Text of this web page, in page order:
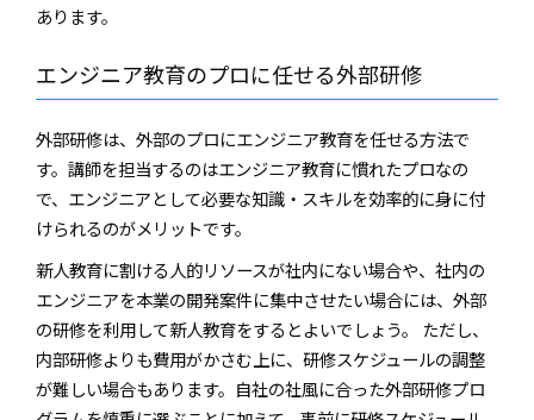
あります。
エンジニア教育のプロに任せる外部研修
外部研修は、外部のプロにエンジニア教育を任せる方法で
す。講師を担当するのはエンジニア教育に慣れたプロなの
で、エンジニアとして必要な知識・スキルを効率的に身に付
けられるのがメリットです。
新人教育に割ける人的リソースが社内にない場合や、社内の
エンジニアを本業の開発案件に集中させたい場合には、外部
の研修を利用して新人教育をするとよいでしょう。 ただし、
内部研修よりも費用がかさむ上に、研修スケジュールの調整
が難しい場合もあります。自社の社風に合った外部研修プロ